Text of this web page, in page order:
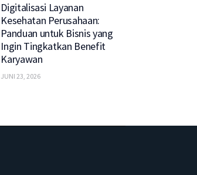
Digitalisasi Layanan
Kesehatan Perusahaan:
Panduan untuk Bisnis yang
Ingin Tingkatkan Benefit
Karyawan
JUNI 23, 2026